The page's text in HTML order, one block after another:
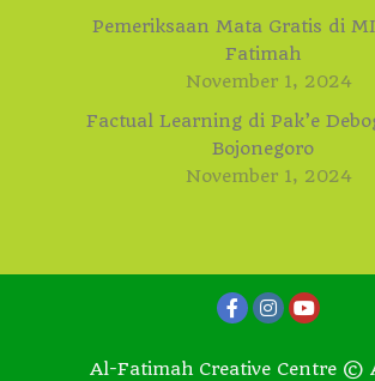
Pemeriksaan Mata Gratis di
Fatimah
November 1, 2024
Factual Learning di Pak’e
Bojonegoro
November 1, 2024
Al-Fatimah Creative Centre ©